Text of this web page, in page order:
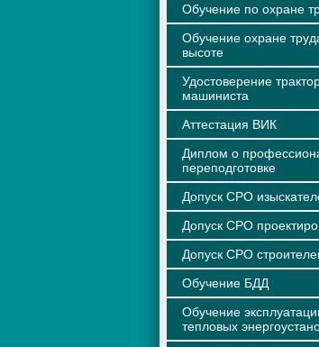
Обучение по охране
Обучение охране
высоте
Удостоверение
машиниста
Аттестация ВИК
Диплом о
переподготовке
Допуск СРО
Допуск СРО
Допуск СРО
Обучение БДД
Обучение
тепловых